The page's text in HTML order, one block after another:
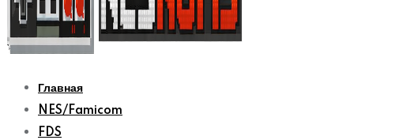
Главная
NES/Famicom
FDS